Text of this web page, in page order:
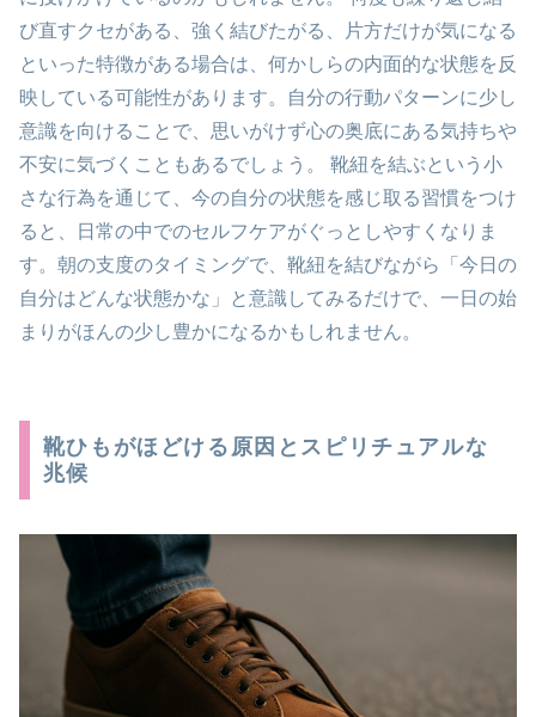
び直すクセがある、強く結びたがる、片方だけが気になる
といった特徴がある場合は、何かしらの内面的な状態を反
映している可能性があります。自分の行動パターンに少し
意識を向けることで、思いがけず心の奥底にある気持ちや
不安に気づくこともあるでしょう。 靴紐を結ぶという小
さな行為を通じて、今の自分の状態を感じ取る習慣をつけ
ると、日常の中でのセルフケアがぐっとしやすくなりま
す。朝の支度のタイミングで、靴紐を結びながら「今日の
自分はどんな状態かな」と意識してみるだけで、一日の始
まりがほんの少し豊かになるかもしれません。
靴ひもがほどける原因とスピリチュアルな
兆候